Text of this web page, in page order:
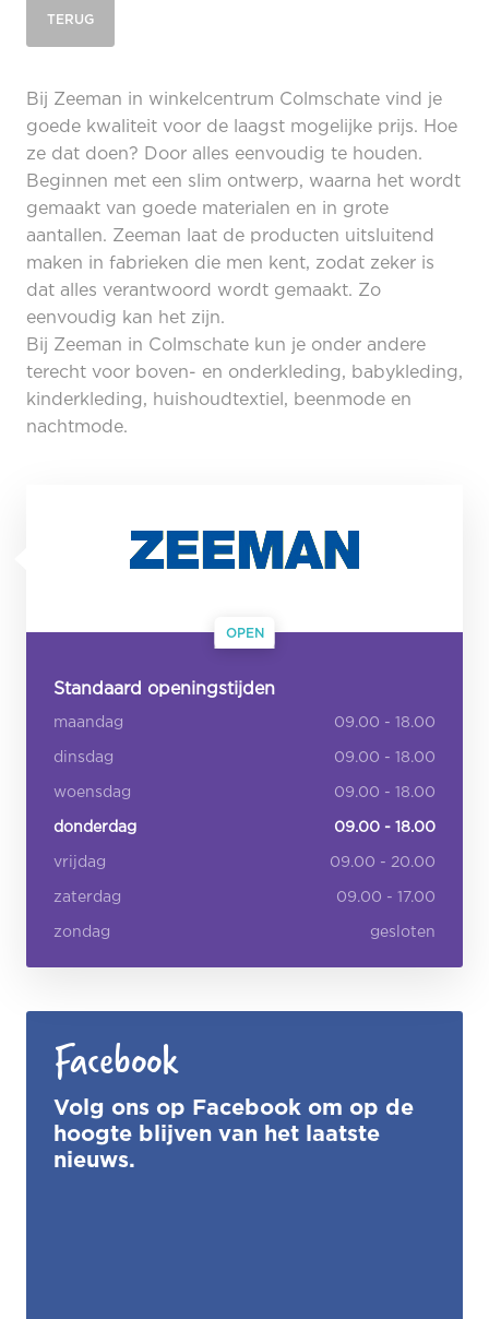
TERUG
Bij Zeeman in winkelcentrum Colmschate vind je
goede kwaliteit voor de laagst mogelijke prijs. Hoe
ze dat doen? Door alles eenvoudig te houden.
Beginnen met een slim ontwerp, waarna het wordt
gemaakt van goede materialen en in grote
aantallen. Zeeman laat de producten uitsluitend
maken in fabrieken die men kent, zodat zeker is
dat alles verantwoord wordt gemaakt. Zo
eenvoudig kan het zijn.
Bij Zeeman in Colmschate kun je onder andere
terecht voor boven- en onderkleding, babykleding,
kinderkleding, huishoudtextiel, beenmode en
nachtmode.
OPEN
Standaard openingstijden
maandag 09.00 - 18.00
dinsdag 09.00 - 18.00
woensdag 09.00 - 18.00
donderdag 09.00 - 18.00
vrijdag 09.00 - 20.00
zaterdag 09.00 - 17.00
zondag gesloten
Facebook
Volg ons op Facebook om op de
hoogte blijven van het laatste
nieuws.